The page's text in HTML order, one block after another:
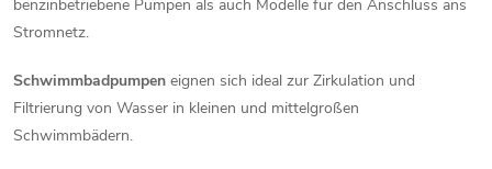
benzinbetriebene Pumpen als auch Modelle für den Anschluss ans
Stromnetz.
Schwimmbadpumpen eignen sich ideal zur Zirkulation und
Filtrierung von Wasser in kleinen und mittelgroßen
Schwimmbädern.